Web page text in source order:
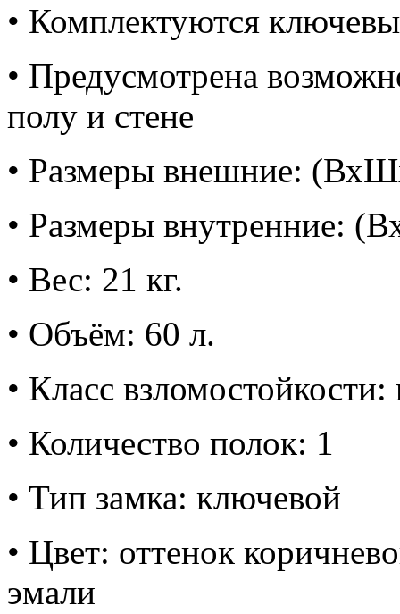
• Комплектуются
• Предусмотрена
полу и стене
• Размеры внешние:
• Размеры внутренние:
• Вес: 21 кг.
• Объём: 60 л.
• Класс взломостойкости:
• Количество полок: 1
• Тип замка: ключевой
• Цвет: оттенок
эмали